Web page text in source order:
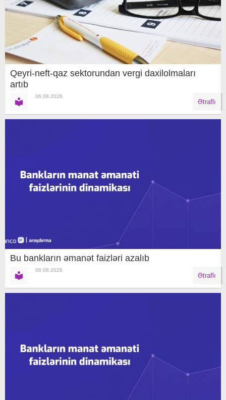
Qeyri-neft-qaz sektorundan vergi daxilolmaları
artıb
06.08.2026
Ətraflı
Bu bankların əmanət faizləri azalıb
06.08.2026
Ətraflı